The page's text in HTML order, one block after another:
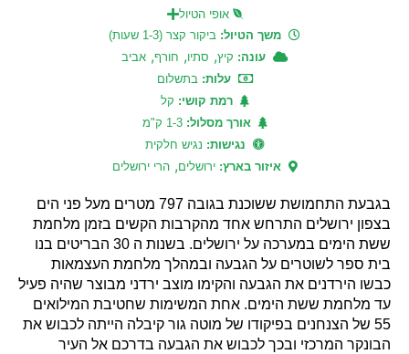
אופי הטיול
משך הטיול: ביקור קצר (1-3 שעות)
עונה: קיץ, סתיו, חורף, אביב
עלות:בתשלום
רמת קושי: קל
אורך מסלול:1-3 ק"מ
נגישות: נגיש חלקית
איזור בארץ:ירושלים, הרי ירושלים
בגבעת התחמושת ששוכנת בגובה 797 מטרים מעל פני הים
בצפון ירושלים התרחש אחד מהקרבות הקשים בזמן מלחמת
ששת הימים במערכה על ירושלים. בשנות ה 30 הבריטים בנו
בית ספר לשוטרים על הגבעה ובמהלך מלחמת העצמאות
כבשו הירדנים את הגבעה והקימו מוצב ירדני מבוצר שהיה פעיל
עד מלחמת ששת הימים. אחת המשימות שחטיבת המילואים
55 של הצנחנים בפיקודו של מוטה גור קיבלה הייתה לכבוש את
הבונקר המרכזי ובכך לכבוש את הגבעה בדרכם אל העיר